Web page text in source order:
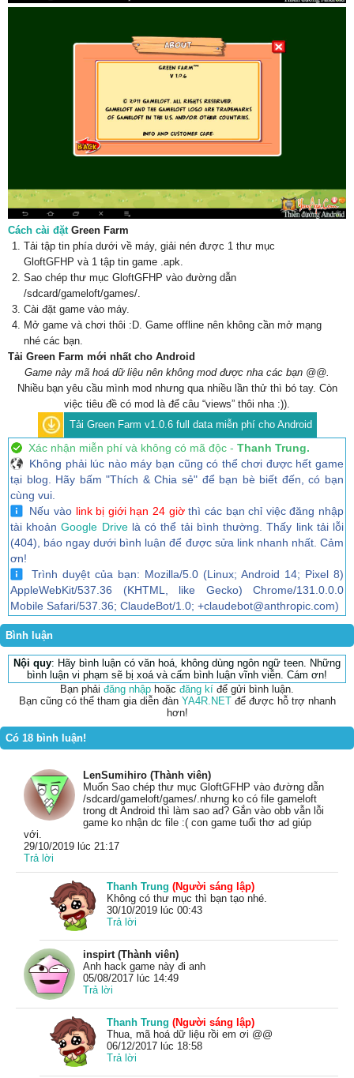
Cách cài đặt Green Farm
Tải tập tin phía dưới về máy, giải nén được 1 thư mục
GloftGFHP và 1 tập tin game .apk.
Sao chép thư mục GloftGFHP vào đường dẫn
/sdcard/gameloft/games/.
Cài đặt game vào máy.
Mở game và chơi thôi :D. Game offline nên không cần mở mạng
nhé các bạn.
Tải Green Farm mới nhất cho Android
Game này mã hoá dữ liệu nên không mod được nha các bạn @@.
Nhiều bạn yêu cầu mình mod nhưng qua nhiều lần thử thì bó tay. Còn
việc tiêu đề có mod là để câu “views” thôi nha :)).
Tải Green Farm v1.0.6 full data miễn phí cho Android
Xác nhận miễn phí và không có mã độc - Thanh Trung.
Không phải lúc nào máy bạn cũng có thể chơi được hết game
tại blog. Hãy bấm "Thích & Chia sẻ" để bạn bè biết đến, có bạn
cùng vui.
Nếu vào link bị giới hạn 24 giờthì các bạn chỉ việc đăng nhập
tài khoảnGoogle Drivelà có thể tải bình thường. Thấy link tải lỗi
(404), báo ngay dưới bình luận để được sửa link nhanh nhất. Cảm
ơn!
Trình duyệt của bạn: Mozilla/5.0 (Linux; Android 14; Pixel 8)
AppleWebKit/537.36 (KHTML, like Gecko) Chrome/131.0.0.0
Mobile Safari/537.36; ClaudeBot/1.0; +claudebot@anthropic.com)
Bình luận
Nội quy: Hãy bình luận có văn hoá, không dùng ngôn ngữ teen. Những
bình luận vi phạm sẽ bị xoá và cấm bình luận vĩnh viễn. Cám ơn!
Bạn phải đăng nhập hoặc đăng kí để gửi bình luận.
Bạn cũng có thể tham gia diễn đàn YA4R.NETđể được hỗ trợ nhanh
hơn!
Có 18 bình luận!
LenSumihiro (Thành viên)
Muốn Sao chép thư mục GloftGFHP vào đường dẫn
/sdcard/gameloft/games/.nhưng ko có file gameloft
trong dt Android thì làm sao ad? Gắn vào obb vẫn lỗi
game ko nhận dc file :( con game tuổi thơ ad giúp
với.
29/10/2019 lúc 21:17
Trả lời
Thanh Trung (Người sáng lập)
Không có thư mục thì bạn tạo nhé.
30/10/2019 lúc 00:43
Trả lời
inspirt (Thành viên)
Anh hack game này đi anh
05/08/2017 lúc 14:49
Trả lời
Thanh Trung (Người sáng lập)
Thua, mã hoá dữ liệu rồi em ơi @@
06/12/2017 lúc 18:58
Trả lời